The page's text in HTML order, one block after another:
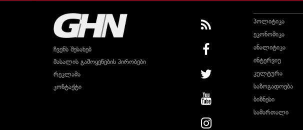
ჩვენს შესახებ
მასალის გამოყენების პირობები
რეკლამა
კონტაქტი
პოლიტიკა
ეკონომიკა
ანალიტიკა
ინტერვიუ
კულტურა
საზოგადოება
ბიზნესი
სამართალი